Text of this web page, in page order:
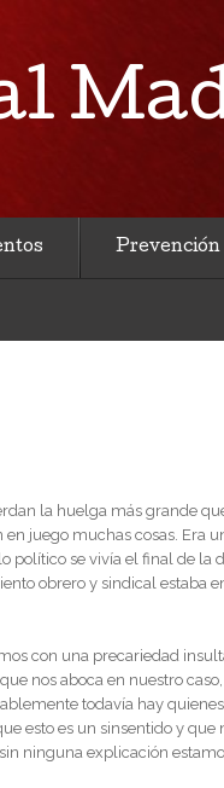
Prevención
la huelga más grande
juego muchas cosas. Era
político se vivía el final de la
obrero y sindical estaba
con una precariedad
nos aboca en nuestro
todavía hay
esto es un sinsentido y que
ninguna explicación